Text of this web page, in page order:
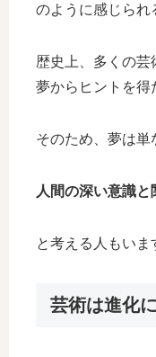
のように感じられ
歴史上、多くの芸
夢からヒントを得
そのため、夢は単
人間の深い意識
と考える人もいま
芸術は進化